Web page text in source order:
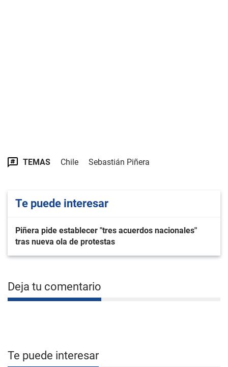
TEMAS Chile Sebastián Piñera
Te puede interesar
Piñera pide establecer "tres acuerdos nacionales"
tras nueva ola de protestas
Deja tu comentario
Te puede interesar